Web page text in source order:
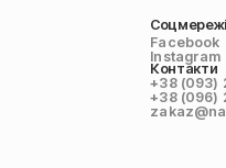
Соцмережі
Facebook
Instagram
Контакти
+38 (093)
+38 (096)